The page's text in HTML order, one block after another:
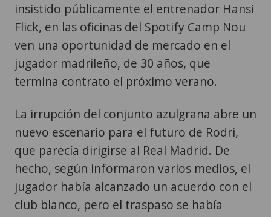
insistido públicamente el entrenador Hansi
Flick, en las oficinas del Spotify Camp Nou
ven una oportunidad de mercado en el
jugador madrileño, de 30 años, que
termina contrato el próximo verano.
La irrupción del conjunto azulgrana abre un
nuevo escenario para el futuro de Rodri,
que parecía dirigirse al Real Madrid. De
hecho, según informaron varios medios, el
jugador había alcanzado un acuerdo con el
club blanco, pero el traspaso se había